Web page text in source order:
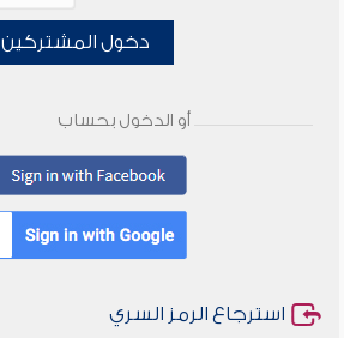
دخول المشتركين
أو الدخول بحساب
استرجاع الرمز السري